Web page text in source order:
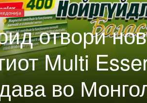
отвори
Multi
во